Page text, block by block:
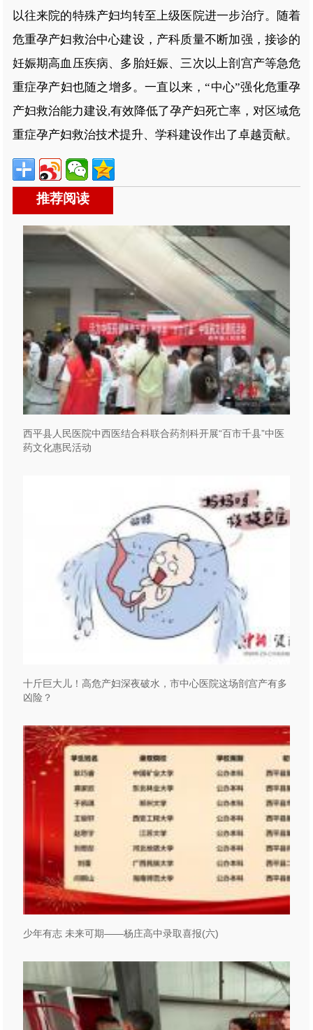
以往来院的特殊产妇均转至上级医院进一步治疗。随着
危重孕产妇救治中心建设，产科质量不断加强，接诊的
妊娠期高血压疾病、多胎妊娠、三次以上剖宫产等急危
重症孕产妇也随之增多。一直以来，“中心”强化危重孕
产妇救治能力建设,有效降低了孕产妇死亡率，对区域危
重症孕产妇救治技术提升、学科建设作出了卓越贡献。
推荐阅读
西平县人民医院中西医结合科联合药剂科开展“百市千县”中医
药文化惠民活动
十斤巨大儿！高危产妇深夜破水，市中心医院这场剖宫产有多
凶险？
少年有志 未来可期——杨庄高中录取喜报(六)